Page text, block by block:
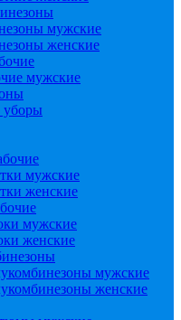
мужские
женские
мужские
уборы
мужские
женские
мужские
женские
мужские
женские